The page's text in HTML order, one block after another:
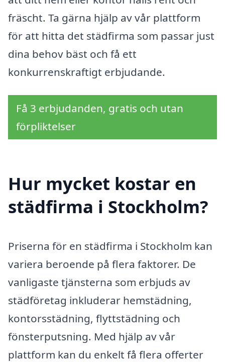
fräscht. Ta gärna hjälp av vår plattform
för att hitta det städfirma som passar just
dina behov bäst och få ett
konkurrenskraftigt erbjudande.
Få 3 erbjudanden, gratis och utan
förpliktelser
Hur mycket kostar en
städfirma i Stockholm?
Priserna för en städfirma i Stockholm kan
variera beroende på flera faktorer. De
vanligaste tjänsterna som erbjuds av
städföretag inkluderar hemstädning,
kontorsstädning, flyttstädning och
fönsterputsning. Med hjälp av vår
plattform kan du enkelt få flera offerter